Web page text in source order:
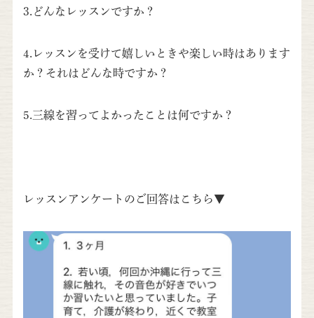
3.どんなレッスンですか？
4.レッスンを受けて嬉しいときや楽しい時はあります
か？それはどんな時ですか？
5.三線を習ってよかったことは何ですか？
レッスンアンケートのご回答はこちら▼